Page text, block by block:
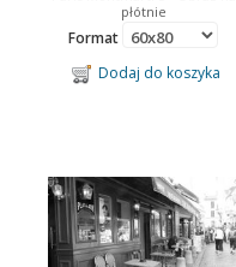
płótnie
Format
Dodaj do koszyka